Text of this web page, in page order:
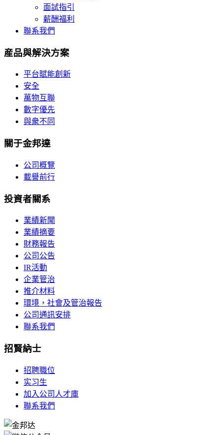
面試指引
薪酬福利
聯系我們
産品與解決方案
平台賦能創新
安全
萬物互聯
數字優先
與衆不同
關于金邦達
公司概覽
載譽前行
投資者關系
業績新聞
業績摘要
財務報告
公司公告
IR活動
企業管治
推介材料
環境，社會及管治報告
公司通訊安排
聯系我們
招賢納士
招聘職位
实习生
加入公司人才庫
聯系我們